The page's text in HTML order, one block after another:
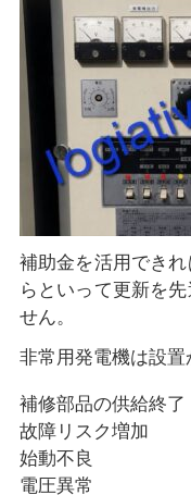
補助金を活用でき
らといって更新を
せん。
非常用発電機は設置
補修部品の供給終了
故障リスク増加
始動不良
電圧異常